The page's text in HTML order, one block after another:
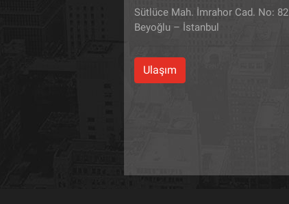
Sütlüce Mah. İmrahor Cad. No: 82
Beyoğlu – İstanbul
Ulaşım